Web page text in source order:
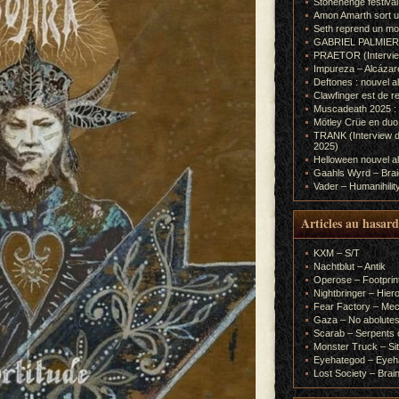
Amon Amarth sort
Seth reprend un
GABRIEL
PRAETOR
Impureza –
Deftones : nouvel
Clawfinger est de
Muscadeath 2025 :
Mötley Crüe en
TRANK (Interview
2025)
Helloween nouvel
Gaahls Wyrd –
Vader –
Articles au hasard
KXM – S/T
Nachtblut – Antik
Operose –
Nightbringer –
Fear Factory –
Gaza – No
Scarab – Serpents
Monster Truck –
Eyehategod –
Lost Society –